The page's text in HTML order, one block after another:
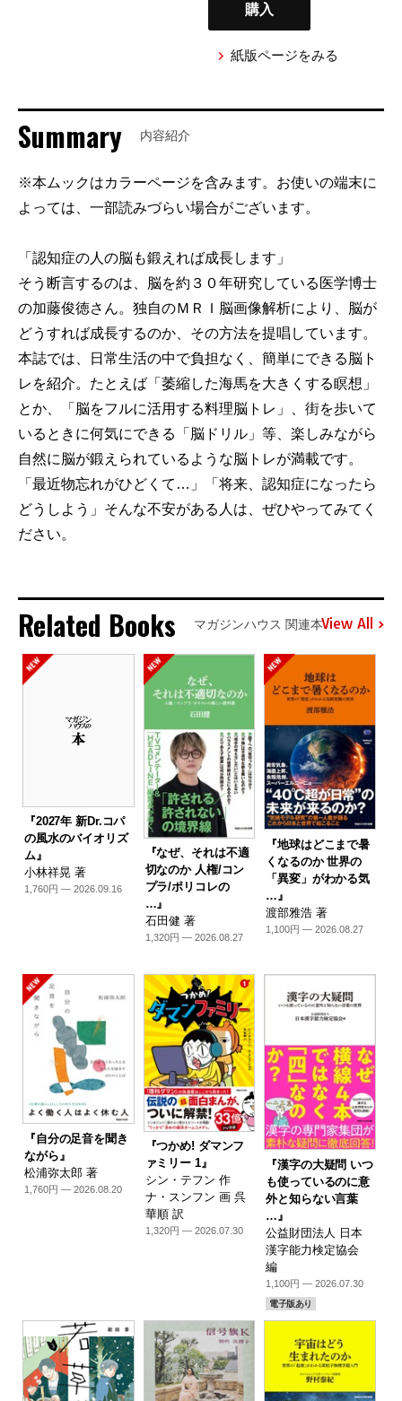
購入
紙版ページをみる
Summary 内容紹介
※本ムックはカラーページを含みます。お使いの端末に
よっては、一部読みづらい場合がございます。
「認知症の人の脳も鍛えれば成長します」
そう断言するのは、脳を約３０年研究している医学博士
の加藤俊徳さん。独自のＭＲＩ脳画像解析により、脳が
どうすれば成長するのか、その方法を提唱しています。
本誌では、日常生活の中で負担なく、簡単にできる脳ト
レを紹介。たとえば「萎縮した海馬を大きくする瞑想」
とか、「脳をフルに活用する料理脳トレ」、街を歩いて
いるときに何気にできる「脳ドリル」等、楽しみながら
自然に脳が鍛えられているような脳トレが満載です。
「最近物忘れがひどくて…」「将来、認知症になったら
どうしよう」そんな不安がある人は、ぜひやってみてく
ださい。
Related Books マガジンハウス 関連本View All
『2027年 新Dr.コパ
の風水のバイオリズ
ム』
小林祥晃 著
1,760円 — 2026.09.16
『なぜ、それは不適
切なのか 人権/コン
プラ/ポリコレの
…』
石田健 著
1,320円 — 2026.08.27
『地球はどこまで暑
くなるのか 世界の
「異変」がわかる気
…』
渡部雅浩 著
1,100円 — 2026.08.27
『自分の足音を聞き
ながら』
松浦弥太郎 著
1,760円 — 2026.08.20
『つかめ! ダマンフ
ァミリー 1』
シン・テフン 作
ナ・スンフン 画 呉
華順 訳
1,320円 — 2026.07.30
『漢字の大疑問 いつ
も使っているのに意
外と知らない言葉
…』
公益財団法人 日本
漢字能力検定協会
編
1,100円 — 2026.07.30
電子版あり